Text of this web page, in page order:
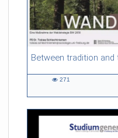
54:13 duration
271